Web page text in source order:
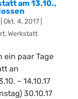
am 13.10.,
Okt. 4, 2017|
,Werkstatt
ein paar Tage
an
– 14.10.17
30.10.17